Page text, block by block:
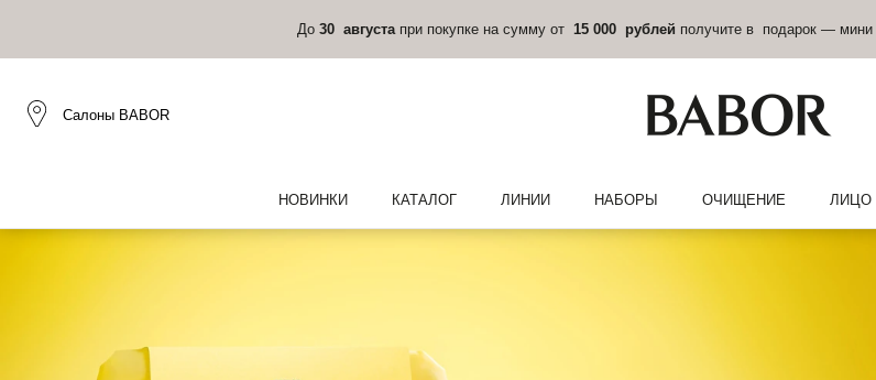
До 30 августа при покупке на сумму от 15 000 рублей получите в подарок — мини
Салоны BABOR
НОВИНКИ КАТАЛОГ ЛИНИИ НАБОРЫ ОЧИЩЕНИЕ ЛИЦО